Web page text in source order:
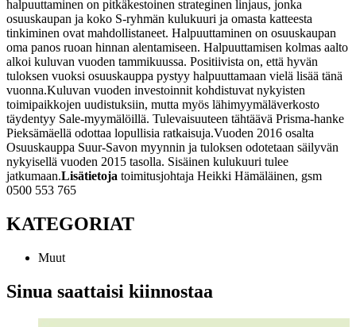
halpuuttaminen on pitkäkestoinen strateginen linjaus, jonka
osuuskaupan ja koko S-ryhmän kulukuuri ja omasta katteesta
tinkiminen ovat mahdollistaneet. Halpuuttaminen on osuuskaupan
oma panos ruoan hinnan alentamiseen. Halpuuttamisen kolmas aalto
alkoi kuluvan vuoden tammikuussa. Positiivista on, että hyvän
tuloksen vuoksi osuuskauppa pystyy halpuuttamaan vielä lisää tänä
vuonna.Kuluvan vuoden investoinnit kohdistuvat nykyisten
toimipaikkojen uudistuksiin, mutta myös lähimyymäläverkosto
täydentyy Sale-myymälöillä. Tulevaisuuteen tähtäävä Prisma-hanke
Pieksämäellä odottaa lopullisia ratkaisuja.Vuoden 2016 osalta
Osuuskauppa Suur-Savon myynnin ja tuloksen odotetaan säilyvän
nykyisellä vuoden 2015 tasolla. Sisäinen kulukuuri tulee
jatkumaan.Lisätietoja toimitusjohtaja Heikki Hämäläinen, gsm
0500 553 765
KATEGORIAT
Muut
Sinua saattaisi kiinnostaa